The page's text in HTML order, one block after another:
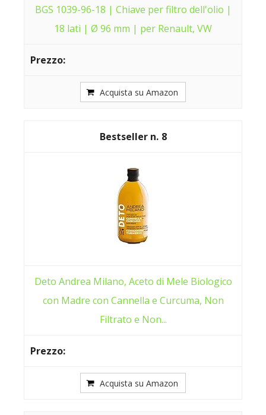
BGS 1039-96-18 | Chiave per filtro dell'olio |
18 lati | Ø 96 mm | per Renault, VW
Acquista su Amazon
8
Deto Andrea Milano, Aceto di Mele Biologico
con Madre con Cannella e Curcuma, Non
Filtrato e Non...
Acquista su Amazon